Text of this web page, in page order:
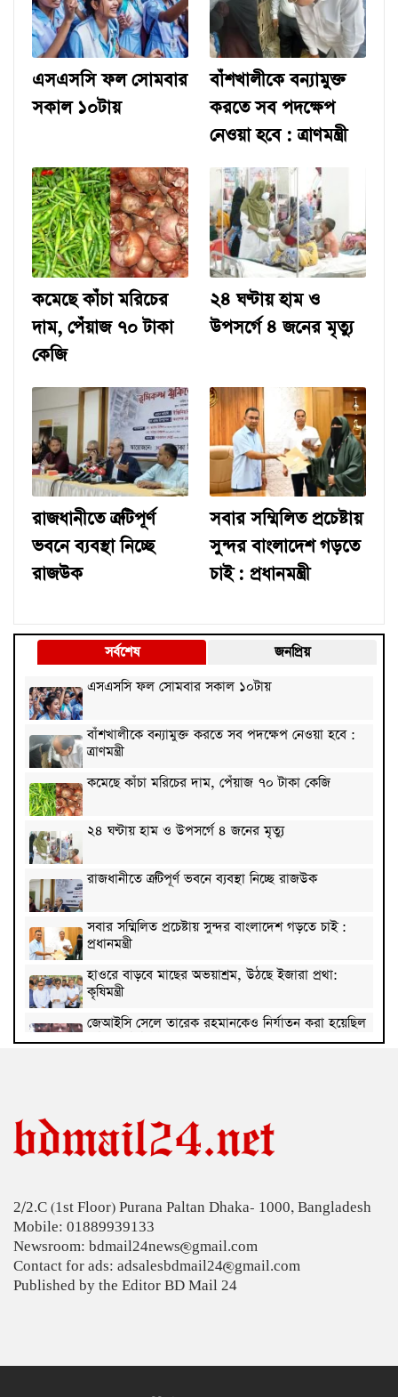
এসএসসি ফল সোমবার
সকাল ১০টায়
বাঁশখালীকে বন্যামুক্ত
করতে সব পদক্ষেপ
নেওয়া হবে : ত্রাণমন্ত্রী
কমেছে কাঁচা মরিচের
দাম, পেঁয়াজ ৭০ টাকা
কেজি
২৪ ঘণ্টায় হাম ও
উপসর্গে ৪ জনের মৃত্যু
রাজধানীতে ত্রুটিপূর্ণ
ভবনে ব্যবস্থা নিচ্ছে
রাজউক
সবার সম্মিলিত প্রচেষ্টায়
সুন্দর বাংলাদেশ গড়তে
চাই : প্রধানমন্ত্রী
সর্বশেষ
জনপ্রিয়
এসএসসি ফল সোমবার সকাল ১০টায়
বাঁশখালীকে বন্যামুক্ত করতে সব পদক্ষেপ নেওয়া হবে :
ত্রাণমন্ত্রী
কমেছে কাঁচা মরিচের দাম, পেঁয়াজ ৭০ টাকা কেজি
২৪ ঘণ্টায় হাম ও উপসর্গে ৪ জনের মৃত্যু
রাজধানীতে ত্রুটিপূর্ণ ভবনে ব্যবস্থা নিচ্ছে রাজউক
সবার সম্মিলিত প্রচেষ্টায় সুন্দর বাংলাদেশ গড়তে চাই :
প্রধানমন্ত্রী
হাওরে বাড়বে মাছের অভয়াশ্রম, উঠছে ইজারা প্রথা:
কৃষিমন্ত্রী
জেআইসি সেলে তারেক রহমানকেও নির্যাতন করা হয়েছিল
: চিফ প্রসিকিউটর
২০২৭ সালের রমজান ও ঈদের সম্ভাব্য তারিখ জানা গেল
সাড়ে ৬ বছরে মোটরসাইকেল দুর্ঘটনায় নিহত ১৫ হাজার
৭১২ জন
প্রকল্পের ধীর বাস্তবায়নই অর্থনৈতিক অগ্রগতির বাধা: অর্থ
উপদেষ্টা
2/2.C (1st Floor) Purana Paltan Dhaka- 1000, Bangladesh
Mobile: 01889939133
Newsroom: bdmail24news@gmail.com
Contact for ads: adsalesbdmail24@gmail.com
Published by the Editor BD Mail 24